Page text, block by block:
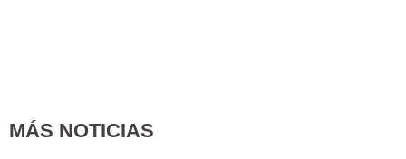
MÁS NOTICIAS